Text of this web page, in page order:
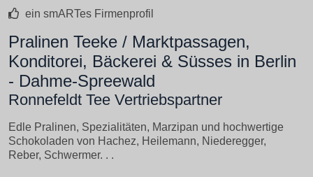
ein smARTes Firmenprofil
Pralinen Teeke / Marktpassagen,
Konditorei, Bäckerei & Süsses in Berlin
- Dahme-Spreewald
Ronnefeldt Tee Vertriebspartner
Edle Pralinen, Spezialitäten, Marzipan und hochwertige
Schokoladen von Hachez, Heilemann, Niederegger,
Reber, Schwermer. . .